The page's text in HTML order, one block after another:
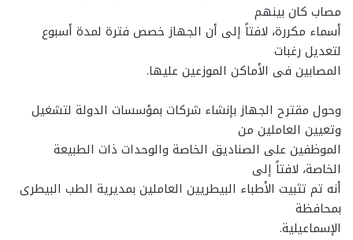
مصاب كان بينهم
أسماء مكررة، لافتاً إلى أن الجهاز خصص فترة لمدة أسبوع
لتعديل رغبات
المصابين فى الأماكن الموزعين عليها.
وحول مقترح الجهاز بإنشاء شركات بمؤسسات الدولة لتشغيل
وتعيين العاملين من
الموظفين على الصناديق الخاصة والوحدات ذات الطبيعة
الخاصة، لافتاً إلى
أنه تم تثبيت الأطباء البيطريين العاملين بمديرية الطب البيطرى
بمحافظة
الإسماعيلية.